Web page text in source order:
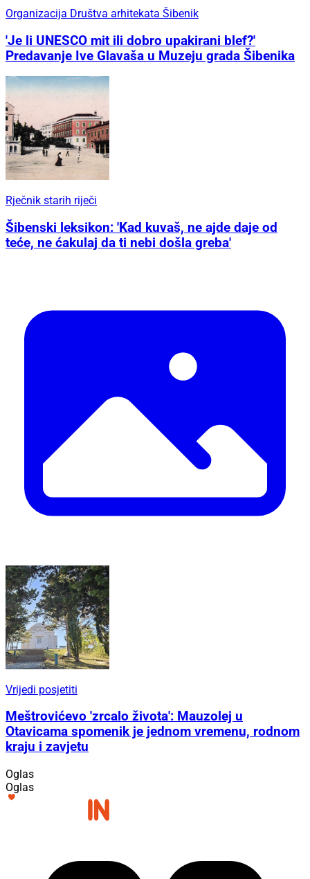
Organizacija Društva arhitekata Šibenik
'Je li UNESCO mit ili dobro upakirani blef?'
Predavanje Ive Glavaša u Muzeju grada Šibenika
Rječnik starih riječi
Šibenski leksikon: 'Kad kuvaš, ne ajde daje od
teće, ne ćakulaj da ti nebi došla greba'
Vrijedi posjetiti
Meštrovićevo 'zrcalo života': Mauzolej u
Otavicama spomenik je jednom vremenu, rodnom
kraju i zavjetu
Oglas
Oglas